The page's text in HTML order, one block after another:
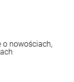
o nowościach,